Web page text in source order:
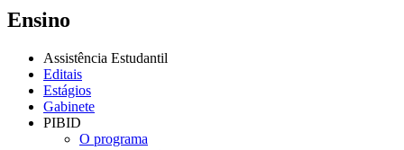
Ensino
Assistência Estudantil
Editais
Estágios
Gabinete
PIBID
O programa